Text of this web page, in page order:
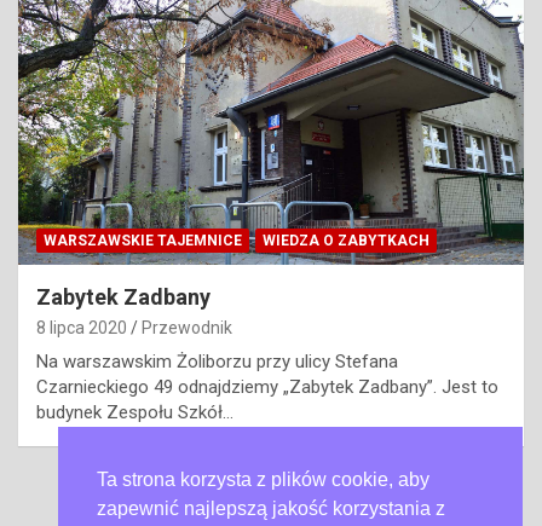
WARSZAWSKIE TAJEMNICE WIEDZA O ZABYTKACH
Zabytek Zadbany
8 lipca 2020 Przewodnik
Na warszawskim Żoliborzu przy ulicy Stefana
Czarnieckiego 49 odnajdziemy „Zabytek Zadbany”. Jest to
budynek Zespołu Szkół…
Nawigacja
1 2 Next
Ta strona korzysta z plików cookie, aby
zapewnić najlepszą jakość korzystania z